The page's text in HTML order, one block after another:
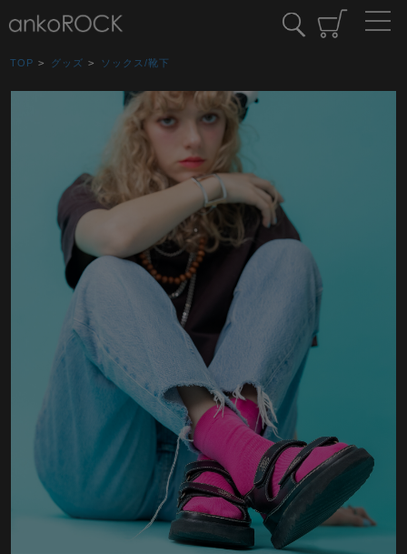
TOP > グッズ > ソックス/靴下